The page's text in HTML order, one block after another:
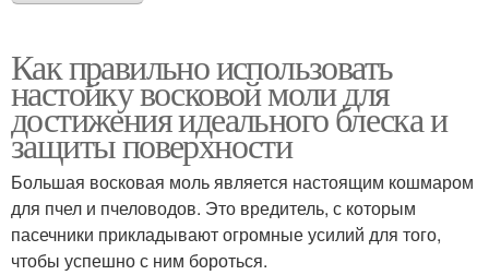
Как правильно использовать
настойку восковой моли для
достижения идеального блеска и
защиты поверхности
Большая восковая моль является настоящим кошмаром
для пчел и пчеловодов. Это вредитель, с которым
пасечники прикладывают огромные усилий для того,
чтобы успешно с ним бороться.